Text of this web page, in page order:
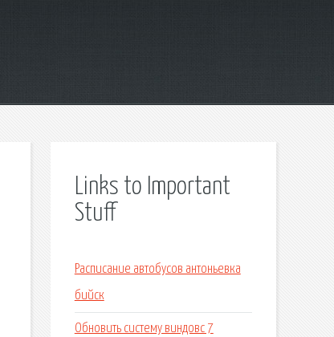
Links to Important
Stuff
Расписание автобусов антоньевка
бийск
Обновить систему виндовс 7